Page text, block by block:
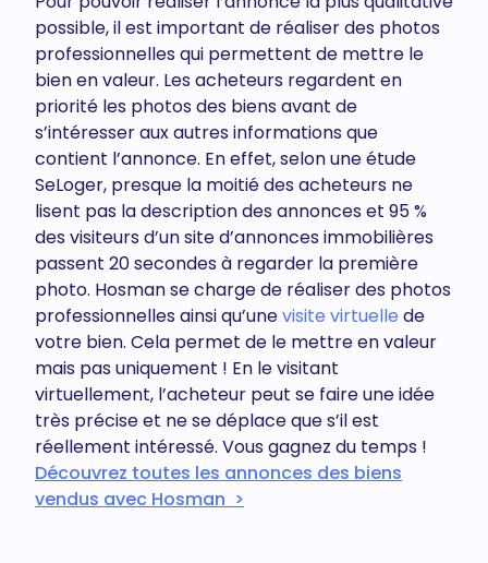
possible, il est important de réaliser des photos
professionnelles qui permettent de mettre le
bien en valeur. Les acheteurs regardent en
priorité les photos des biens avant de
s’intéresser aux autres informations que
contient l’annonce. En effet, selon une étude
SeLoger, presque la moitié des acheteurs ne
lisent pas la description des annonces et 95 %
des visiteurs d’un site d’annonces immobilières
passent 20 secondes à regarder la première
photo. Hosman se charge de réaliser des photos
professionnelles ainsi qu’unevisite virtuelle de
votre bien. Cela permet de le mettre en valeur
mais pas uniquement ! En le visitant
virtuellement, l’acheteur peut se faire une idée
très précise et ne se déplace que s’il est
réellement intéressé. Vous gagnez du temps !
Découvrez toutes les annonces des biens
vendus avec Hosman >